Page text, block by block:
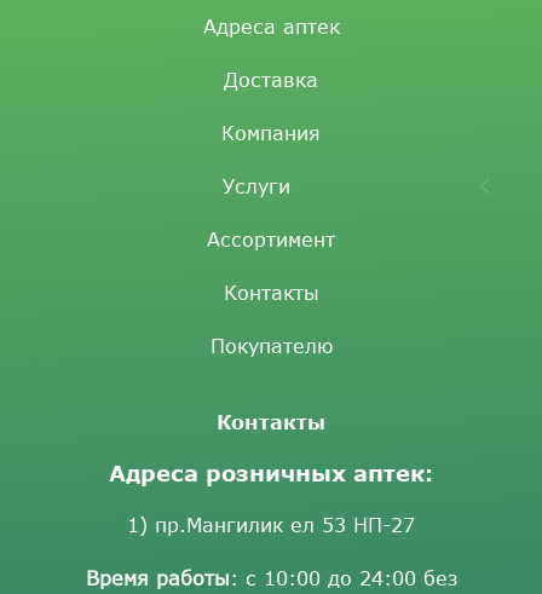
Адреса аптек
Доставка
Компания
Услуги
Ассортимент
Контакты
Покупателю
Контакты
Адреса розничных аптек:
1) пр.Мангилик ел 53 НП-27
Время работы: с 10:00 до 24:00 без